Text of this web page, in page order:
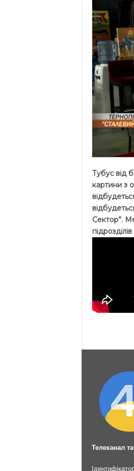
Тубус від
картини з
Сектор”.
Телеканал